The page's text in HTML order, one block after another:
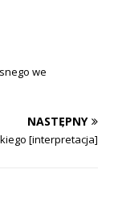
we
NASTĘPNY
[interpretacja]